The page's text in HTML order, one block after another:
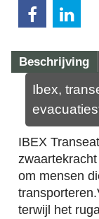
Beschrijving
Ibex,
IBEX
om mensen
transporteren.
terwijl het